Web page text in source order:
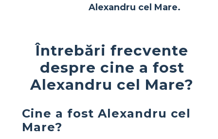
Alexandru cel Mare.
Întrebări frecvente
despre cine a fost
Alexandru cel Mare?
Cine a fost Alexandru cel
Mare?